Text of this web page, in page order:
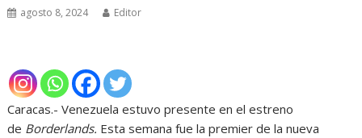
agosto 8, 2024 Editor
Caracas.- Venezuela estuvo presente en el estreno
de Borderlands. Esta semana fue la premier de la nueva